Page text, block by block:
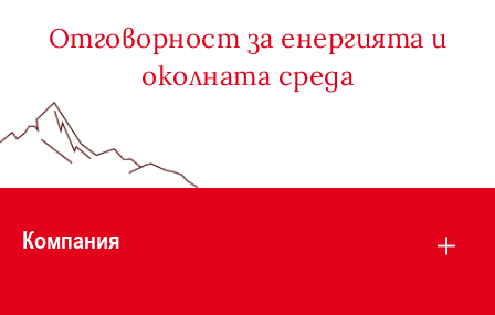
Отговорност за енергията и
околната среда
Компания